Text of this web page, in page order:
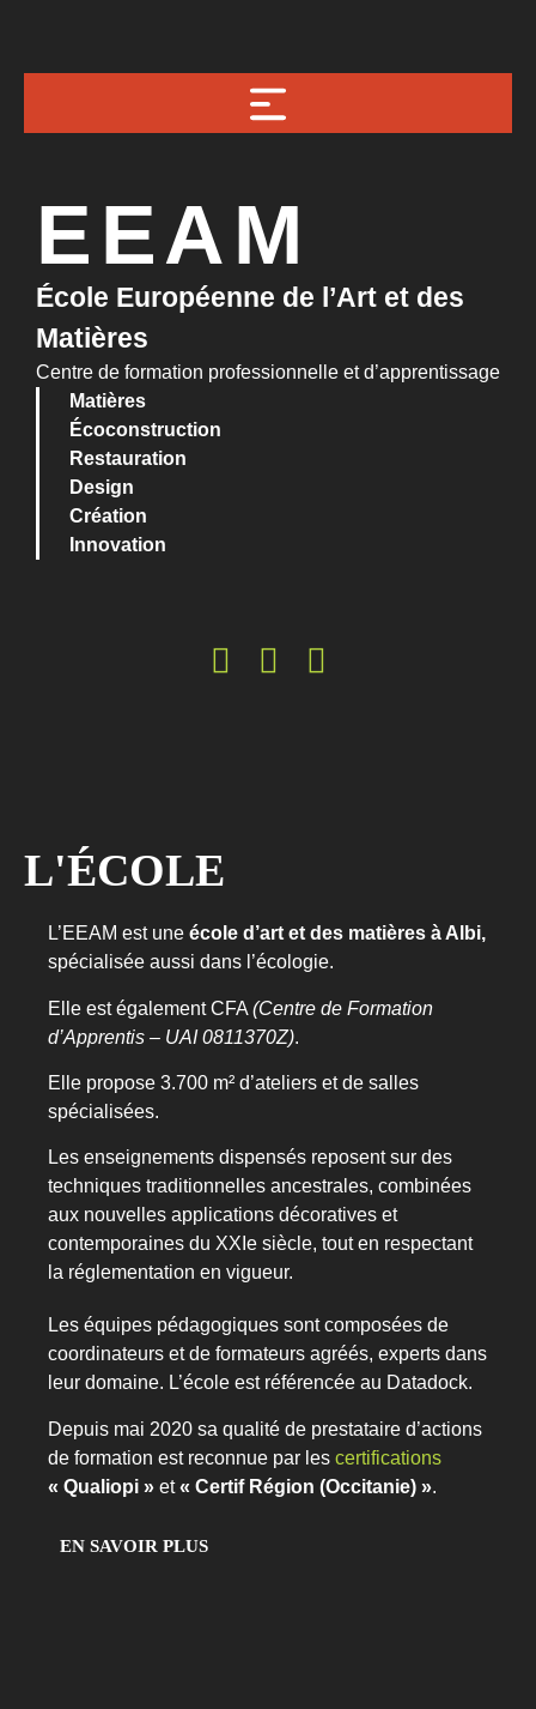
EEAM
École Européenne de l’Art et des
Matières
Centre de formation professionnelle et d’apprentissage
Matières
Écoconstruction
Restauration
Design
Création
Innovation
L'ÉCOLE
L’EEAM est une école d’art et des matières à Albi,
spécialisée aussi dans l’écologie.
Elle est également CFA (Centre de Formation
d’Apprentis – UAI 0811370Z).
Elle propose 3.700 m² d’ateliers et de salles
spécialisées.
Les enseignements dispensés reposent sur des
techniques traditionnelles ancestrales, combinées
aux nouvelles applications décoratives et
contemporaines du XXIe siècle, tout en respectant
la réglementation en vigueur.
Les équipes pédagogiques sont composées de
coordinateurs et de formateurs agréés, experts dans
leur domaine. L’école est référencée au Datadock.
Depuis mai 2020 sa qualité de prestataire d’actions
de formation est reconnue par les certifications
« Qualiopi » et« Certif Région (Occitanie) ».
EN SAVOIR PLUS